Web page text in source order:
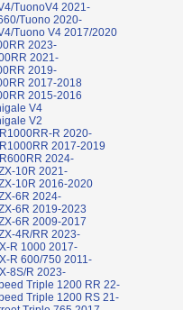
TuonoV4 2021-
Tuono 2020-
Tuono V4 2017/2020
2023-
2021-
2019-
2017-2018
2015-2016
V4
V2
R 2020-
2017-2019
2024-
10R 2021-
10R 2016-2020
6R 2024-
6R 2019-2023
6R 2009-2017
4R/RR 2023-
R 1000 2017-
R 600/750 2011-
8S/R 2023-
Triple 1200 RR 22-
Triple 1200 RS 21-